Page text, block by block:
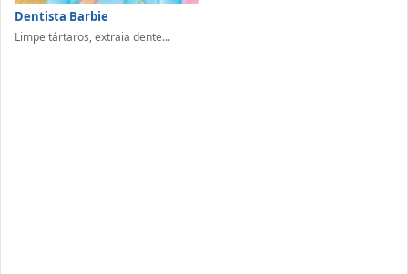
Dentista Barbie
Limpe tártaros, extraia dente...